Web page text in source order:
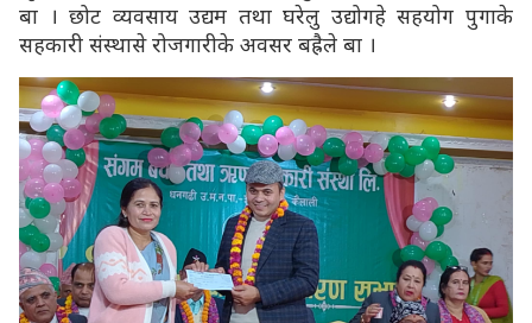
बा । छोट व्यवसाय उद्यम तथा घरेलु उद्योगहे सहयोग पुगाके
सहकारी संस्थासे रोजगारीके अवसर बह्रैले बा ।